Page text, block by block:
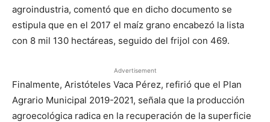
agroindustria, comentó que en dicho documento se
estipula que en el 2017 el maíz grano encabezó la lista
con 8 mil 130 hectáreas, seguido del frijol con 469.
Advertisement
Finalmente, Aristóteles Vaca Pérez, refirió que el Plan
Agrario Municipal 2019-2021, señala que la producción
agroecológica radica en la recuperación de la superficie